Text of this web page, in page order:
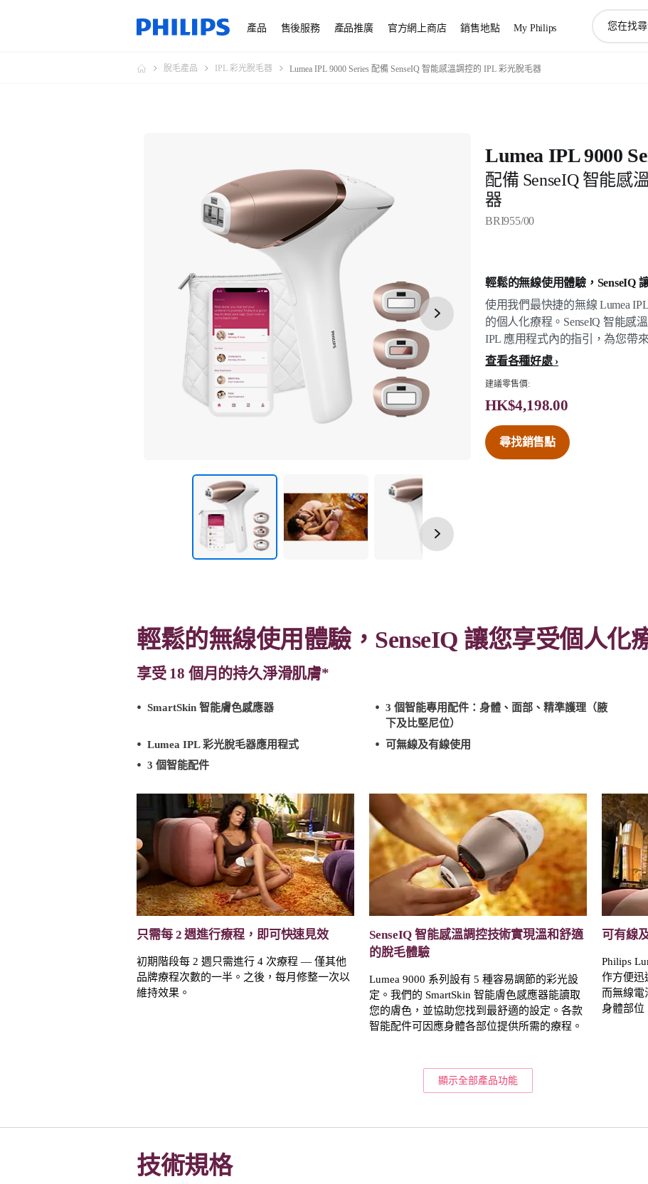
產品 售後服務 產品推廣 官方網上商店 銷售地點 My Philips
脫毛產品 IPL 彩光脫毛器 Lumea IPL 9000 Series 配備 SenseIQ 智能感溫調控的 IPL 彩光脫毛器
Lumea IPL 9000
配備 SenseIQ 智能感
器
BRI955/00
輕鬆的無線使用體驗，SenseIQ
使用我們最快捷的無線 Lumea
的個人化療程。SenseIQ 智能感
IPL 應用程式內的指引，為您帶
查看各種好處
建議零售價:
HK$4,198.00
尋找銷售點
輕鬆的無線使用體驗，SenseIQ 讓您享受個人化
享受 18 個月的持久淨滑肌膚*
SmartSkin 智能膚色感應器
3 個智能專用配件：身體、面部、精準護理（腋
下及比堅尼位）
Lumea IPL 彩光脫毛器應用程式
可無線及有線使用
3 個智能配件
只需每 2 週進行療程，即可快速見效
初期階段每 2 週只需進行 4 次療程 — 僅其他
品牌療程次數的一半。之後，每月修整一次以
維持效果。
SenseIQ 智能感溫調控技術實現溫和舒適
的脫毛體驗
Lumea 9000 系列設有 5 種容易調節的彩光設
定。我們的 SmartSkin 智能膚色感應器能讀取
您的膚色，並協助您找到最舒適的設定。各款
智能配件可因應身體各部位提供所需的療程。
可有線
Philips
作方便迅
而無線電
身體部位
顯示全部產品功能
技術規格